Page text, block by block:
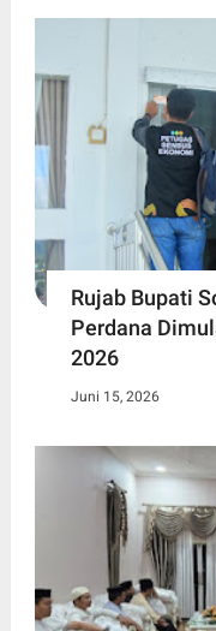
Rujab Bupati
Perdana
2026
Juni 15, 2026